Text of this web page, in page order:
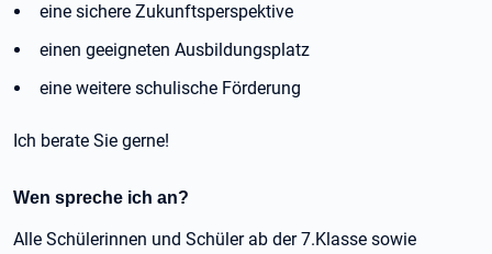
eine sichere Zukunftsperspektive
einen geeigneten Ausbildungsplatz
eine weitere schulische Förderung
Ich berate Sie gerne!
Wen spreche ich an?
Alle Schülerinnen und Schüler ab der 7.Klasse sowie